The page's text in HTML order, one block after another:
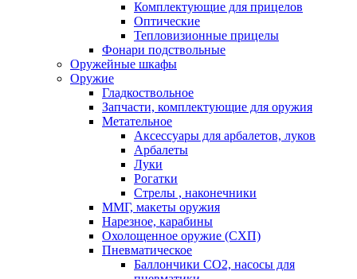
Комплектующие для прицелов
Оптические
Тепловизионные прицелы
Фонари подствольные
Оружейные шкафы
Оружие
Гладкоствольное
Запчасти, комплектующие для оружия
Метательное
Аксессуары для арбалетов, луков
Арбалеты
Луки
Рогатки
Стрелы , наконечники
ММГ, макеты оружия
Нарезное, карабины
Охолощенное оружие (СХП)
Пневматическое
Баллончики СО2, насосы для